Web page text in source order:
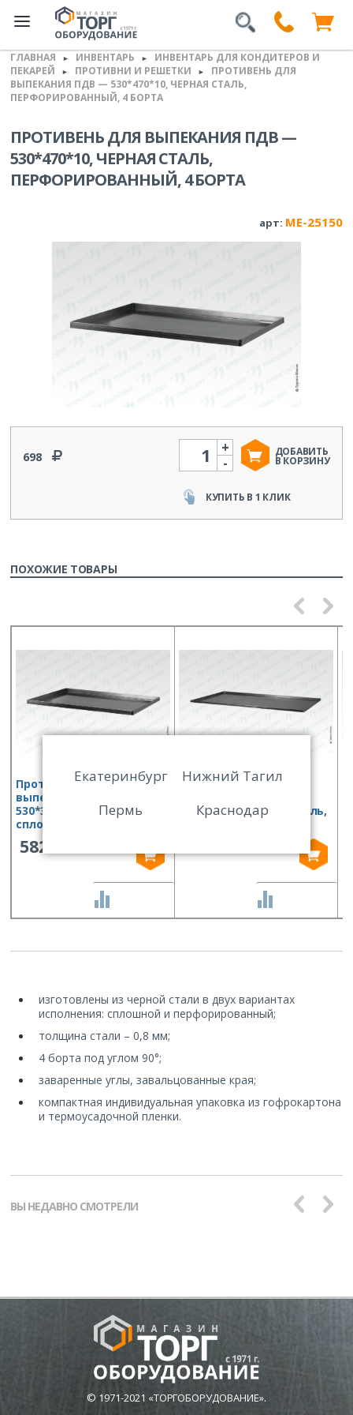
ГЛАВНАЯ ► ИНВЕНТАРЬ ►
ИНВЕНТАРЬ ДЛЯ КОНДИТЕРОВ И
ПЕКАРЕЙ
► ПРОТИВНИ И РЕШЕТКИ ►
ПРОТИВЕНЬ ДЛЯ
ВЫПЕКАНИЯ ПДВ — 530*470*10, ЧЕРНАЯ СТАЛЬ,
ПЕРФОРИРОВАННЫЙ, 4 БОРТА
ПРОТИВЕНЬ ДЛЯ ВЫПЕКАНИЯ ПДВ —
530*470*10, ЧЕРНАЯ СТАЛЬ,
ПЕРФОРИРОВАННЫЙ, 4 БОРТА
арт: ME-25150
698
Количество
-
+ ДОБАВИТЬ
В КОРЗИНУ
КУПИТЬ В 1 КЛИК
ПОХОЖИЕ ТОВАРЫ
Противень для
выпекания ПДВ —
530*325*30, черная сталь,
сплошной, 4 борта
582
Противень для
600*400*20, черная сталь,
изготовлены из черной стали в двух вариантах
исполнения: сплошной и перфорированный;
толщина стали – 0,8 мм;
4 борта под углом 90°;
заваренные углы, завальцованные края;
компактная индивидуальная упаковка из гофрокартона
и термоусадочной пленки.
ВЫ НЕДАВНО СМОТРЕЛИ
© 1971-2021 «ТОРГОБОРУДОВАНИЕ».
Екатеринбург
Нижний Тагил
Пермь
Краснодар